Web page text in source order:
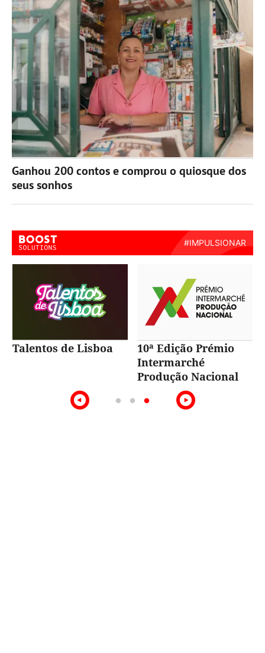
Ganhou 200 contos e comprou o quiosque dos
seus sonhos
Talentos de Lisboa
10ª Edição Prémio
Intermarché
Produção Nacional